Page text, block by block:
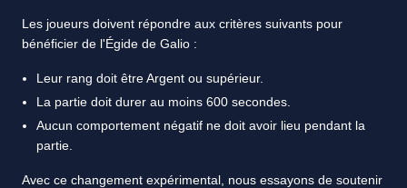
Les joueurs doivent répondre aux critères suivants pour
bénéficier de l'Égide de Galio :
Leur rang doit être Argent ou supérieur.
La partie doit durer au moins 600 secondes.
Aucun comportement négatif ne doit avoir lieu pendant la
partie.
Avec ce changement expérimental, nous essayons de soutenir